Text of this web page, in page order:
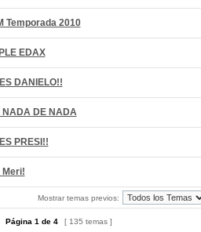
Temporada 2010
EDAX
DANIELO!!
NADA DE NADA
PRESI!!
Meri!
Mostrar temas previos:
Página 1 de 4 [ 135 temas ]